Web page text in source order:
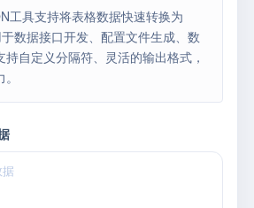
工具支持将表格数据快速转换为
数据接口开发、 配置文件生成、 数
持自定义分隔符、灵活的输出格式，